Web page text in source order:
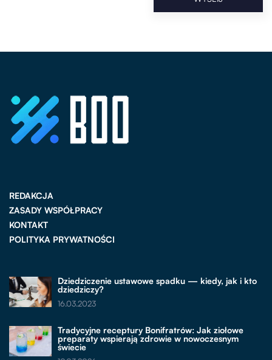
REDAKCJA
ZASADY WSPÓŁPRACY
KONTAKT
POLITYKA PRYWATNOŚCI
Dziedziczenie ustawowe spadku — kiedy, jak i kto
dziedziczy?
16.03.2023
Tradycyjne receptury Bonifratrów: Jak ziołowe
preparaty wspierają zdrowie w nowoczesnym
świecie